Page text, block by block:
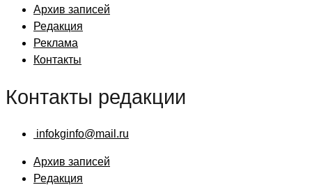
Архив записей
Редакция
Реклама
Контакты
Контакты редакции
infokginfo@mail.ru
Архив записей
Редакция